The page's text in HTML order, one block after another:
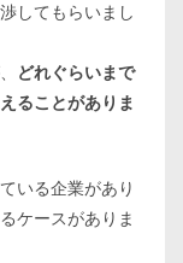
してもらいまし
どれぐらいまで
ることがありま
いる企業があり
ケースがありま